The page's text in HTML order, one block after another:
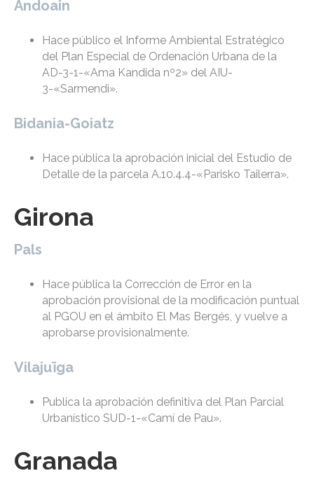
Andoain
Hace público el Informe Ambiental Estratégico
del Plan Especial de Ordenación Urbana de la
AD-3-1-«Ama Kandida nº2» del AIU-
3-«Sarmendi».
Bidania-Goiatz
Hace pública la aprobación inicial del Estudio de
Detalle de la parcela A.10.4.4-«Parisko Tailerra».
Girona
Pals
Hace pública la Corrección de Error en la
aprobación provisional de la modificación puntual
al PGOU en el ámbito El Mas Bergés, y vuelve a
aprobarse provisionalmente.
Vilajuïga
Publica la aprobación definitiva del Plan Parcial
Urbanístico SUD-1-«Camí de Pau».
Granada